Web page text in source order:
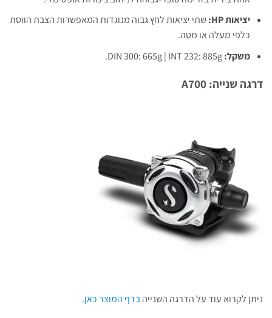
יציאות HP:
שתי יציאות לחץ גבוה מנוגדות המאפשרות הצבת הווסת
כלפי מעלה או מטה.
משקל:
דרגה שנייה: A700
ניתן לקרוא עוד על הדרגה השנייהבדף המוצר כאן.